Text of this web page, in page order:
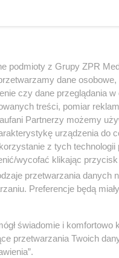
wsi w Małopolsce.
łyżki
regionów w
małych
małopolskich wsi.
UNESCO
podmioty z Grupy ZPR
dane
czy dane przeglądania
treści, pomiar
Partnerzy możemy
urządzenia do
z tych technologii
wycofać klikając
przetwarzania danych
Preferencje będą
świadomie i
przetwarzania Twoich